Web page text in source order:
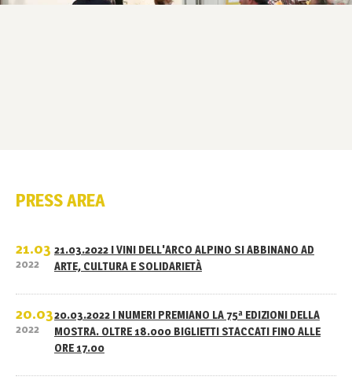
PRESS AREA
21.03
2022
21.03.2022 I VINI DELL'ARCO ALPINO SI ABBINANO AD
ARTE, CULTURA E SOLIDARIETÀ
20.03
2022
20.03.2022 I NUMERI PREMIANO LA 75ª EDIZIONI DELLA
MOSTRA. OLTRE 18.000 BIGLIETTI STACCATI FINO ALLE
ORE 17.00